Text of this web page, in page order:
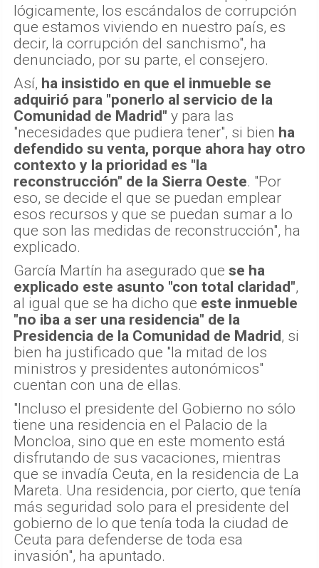
lógicamente, los escándalos de corrupción
que estamos viviendo en nuestro país, es
decir, la corrupción del sanchismo", ha
denunciado, por su parte, el consejero.
Así, ha insistido en que el inmueble se
adquirió para "ponerlo al servicio de la
Comunidad de Madrid" y para las
"necesidades que pudiera tener", si bien ha
defendido su venta, porque ahora hay otro
contexto y la prioridad es "la
reconstrucción" de la Sierra Oeste. "Por
eso, se decide el que se puedan emplear
esos recursos y que se puedan sumar a lo
que son las medidas de reconstrucción", ha
explicado.
García Martín ha asegurado que se ha
explicado este asunto "con total claridad",
al igual que se ha dicho que este inmueble
"no iba a ser una residencia" de la
Presidencia de la Comunidad de Madrid, si
bien ha justificado que "la mitad de los
ministros y presidentes autonómicos"
cuentan con una de ellas.
"Incluso el presidente del Gobierno no sólo
tiene una residencia en el Palacio de la
Moncloa, sino que en este momento está
disfrutando de sus vacaciones, mientras
que se invadía Ceuta, en la residencia de La
Mareta. Una residencia, por cierto, que tenía
más seguridad solo para el presidente del
gobierno de lo que tenía toda la ciudad de
Ceuta para defenderse de toda esa
invasión", ha apuntado.